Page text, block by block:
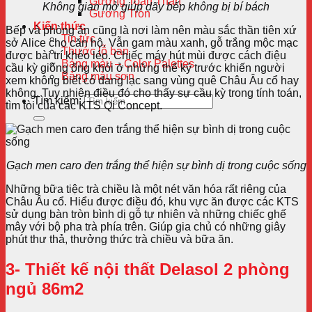
Gương Tròn
Kiến thức
Tin tức
Thước lỗ ban
Bảng màu – Color Palettes
Bảng màu sơn
Tìm kiếm:
Không gian mở giúp dãy bếp không bị bí bách
Bếp và phòng ăn cũng là nơi làm nên màu sắc thần tiên xứ
sở Alice cho căn hộ. Vẫn gam màu xanh, gỗ trắng mộc mạc
được bài trí khéo léo. Chiếc máy hút mùi được cách điệu
cầu kỳ giống ống khói ở những thế kỷ trước khiến người
xem không biết có đang lạc sang vùng quê Châu Âu cổ hay
không. Tuy nhiên điều đó cho thấy sự cầu kỳ trong tính toán,
tìm tòi của các KTS Qi Concept.
Gạch men caro đen trắng thể hiện sự bình dị trong cuộc sống
Những bữa tiệc trà chiều là một nét văn hóa rất riêng của
Châu Âu cổ. Hiểu được điều đó, khu vực ăn được các KTS
sử dụng bàn tròn bình dị gỗ tự nhiên và những chiếc ghế
mây với bộ pha trà phía trên. Giúp gia chủ có những giây
phút thư thả, thưởng thức trà chiều và bữa ăn.
3- Thiết kế nội thất Delasol 2 phòng
ngủ 86m2